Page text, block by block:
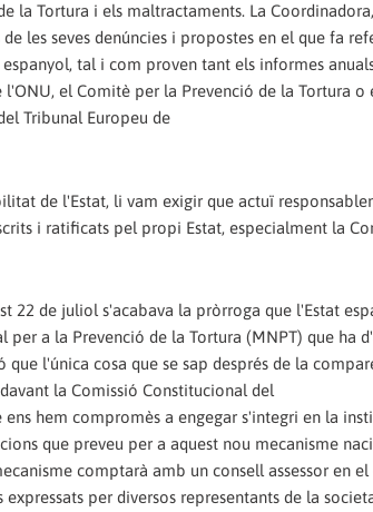
la Tortura i els maltractaments. La
les seves denúncies i propostes en el que fa
tal i com proven tant els informes
el Comitè per la Prevenció de la Tortura o
Tribunal Europeu de
de l'Estat, li vam exigir que actuï
i ratificats pel propi Estat, especialment la
22 de juliol s'acabava la pròrroga que l'Estat
a la Prevenció de la Tortura (MNPT) que ha
l'única cosa que se sap després de la
la Comissió Constitucional del
hem compromès a engegar s'integri en la
que preveu per a aquest nou mecanisme
comptarà amb un consell assessor en
per diversos representants de la